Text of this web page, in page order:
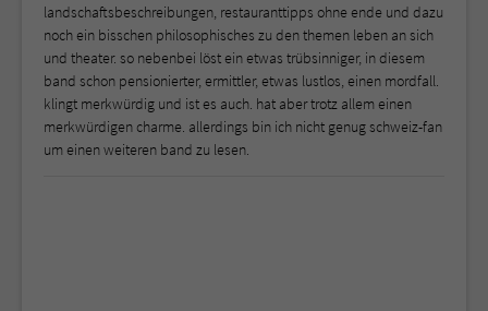
landschaftsbeschreibungen, restauranttipps ohne ende und dazu
noch ein bisschen philosophisches zu den themen leben an sich
und theater. so nebenbei löst ein etwas trübsinniger, in diesem
band schon pensionierter, ermittler, etwas lustlos, einen mordfall.
klingt merkwürdig und ist es auch. hat aber trotz allem einen
merkwürdigen charme. allerdings bin ich nicht genug schweiz-fan
um einen weiteren band zu lesen.